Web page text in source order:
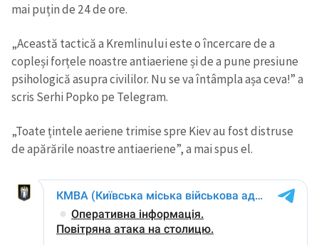
mai puțin de 24 de ore.
„Această tactică a Kremlinului este o încercare de a
copleși forțele noastre antiaeriene și de a pune presiune
psihologică asupra civililor. Nu se va întâmpla așa ceva!” a
scris Serhi Popko pe Telegram.
„Toate țintele aeriene trimise spre Kiev au fost distruse
de apărările noastre antiaeriene”, a mai spus el.